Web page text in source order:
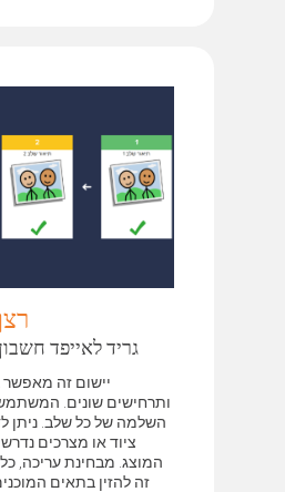
גריד לאייפד חשבון
יישום זה מאפשר
ותרחישים שונים.
השלמה של כל שלב. ניתן
ציוד או מצרכים
המוצג. מבחינת עריכה,
זה להזין בתאים